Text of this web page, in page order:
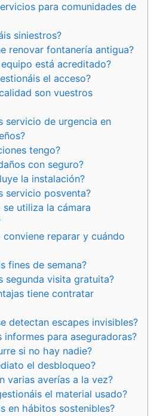
para comunidades de
siniestros?
renovar fontanería antigua?
está acreditado?
el acceso?
son vuestros
servicio de urgencia en
tengo?
con seguro?
la instalación?
servicio posventa?
se utiliza la cámara
conviene reparar y cuándo
fines de semana?
segunda visita gratuita?
tiene contratar
detectan escapes invisibles?
informes para aseguradoras?
si no hay nadie?
el desbloqueo?
varias averías a la vez?
el material usado?
en hábitos sostenibles?